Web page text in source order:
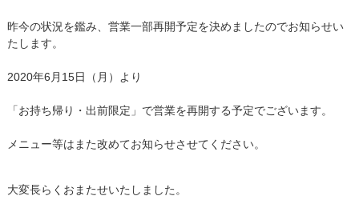
昨今の状況を鑑み、営業一部再開予定を決めましたのでお知らせい
たします。
2020年6月15日（月）より
「お持ち帰り・出前限定」で営業を再開する予定でございます。
メニュー等はまた改めてお知らせさせてください。
大変長らくおまたせいたしました。